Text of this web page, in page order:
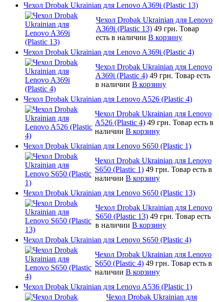
Чехол Drobak Ukrainian для Lenovo A369i (Plastic 13)
Чехол Drobak Ukrainian для Lenovo
A369i (Plastic 13) 49 грн. Товар
есть в наличии В корзину
Чехол Drobak Ukrainian для Lenovo A369i (Plastic 4)
Чехол Drobak Ukrainian для Lenovo
A369i (Plastic 4) 49 грн. Товар есть
в наличии В корзину
Чехол Drobak Ukrainian для Lenovo A526 (Plastic 4)
Чехол Drobak Ukrainian для Lenovo
A526 (Plastic 4) 49 грн. Товар есть в
наличии В корзину
Чехол Drobak Ukrainian для Lenovo S650 (Plastic 1)
Чехол Drobak Ukrainian для Lenovo
S650 (Plastic 1) 49 грн. Товар есть в
наличии В корзину
Чехол Drobak Ukrainian для Lenovo S650 (Plastic 13)
Чехол Drobak Ukrainian для Lenovo
S650 (Plastic 13) 49 грн. Товар есть
в наличии В корзину
Чехол Drobak Ukrainian для Lenovo S650 (Plastic 4)
Чехол Drobak Ukrainian для Lenovo
S650 (Plastic 4) 49 грн. Товар есть в
наличии В корзину
Чехол Drobak Ukrainian для Lenovo A536 (Plastic 1)
Чехол Drobak Ukrainian для